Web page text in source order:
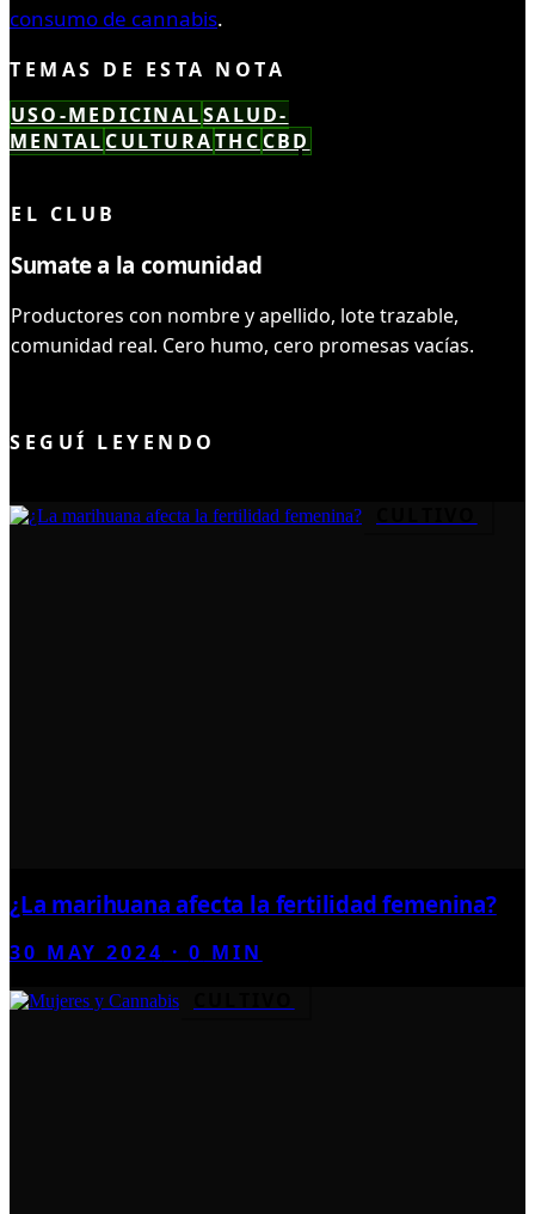
consumo de cannabis.
TEMAS DE ESTA NOTA
USO-MEDICINALSALUD-
MENTAL CULTURATHC CBD
EL CLUB
Sumate a la comunidad
Productores con nombre y apellido, lote trazable,
comunidad real. Cero humo, cero promesas vacías.
SEGUÍ LEYENDO
¿La marihuana afecta la fertilidad femenina?
30 MAY 2024 ·0 MIN